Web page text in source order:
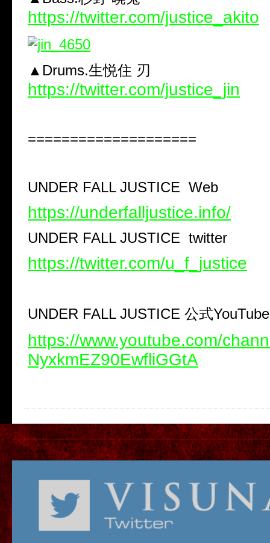
https://twitter.com/justice_akito
▲Drums.生悦住 刃
https://twitter.com/justice_jin
====================
UNDER FALL JUSTICE Web
https://underfalljustice.info/
UNDER FALL JUSTICE twitter
https://twitter.com/u_f_justice
UNDER FALL JUSTICE 公式YouTube
https://www.youtube.com/
NyxkmEZ90EwfliGGtA